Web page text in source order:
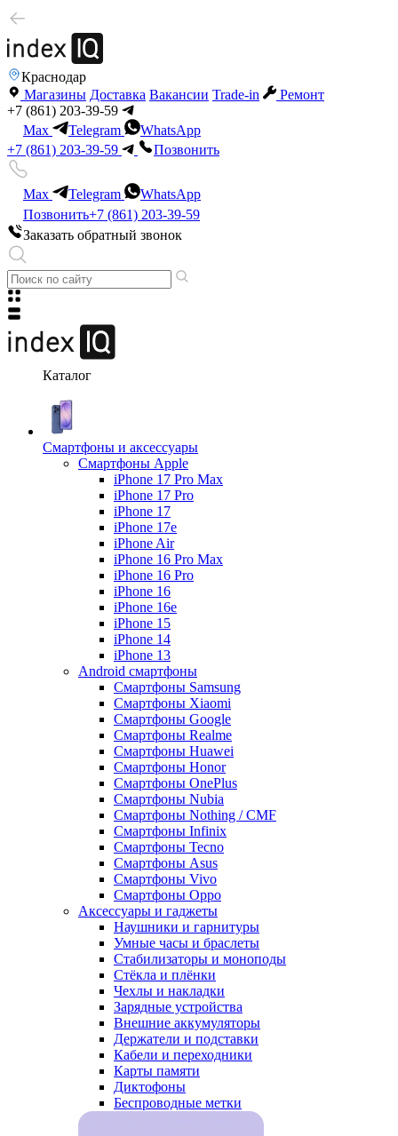
Краснодар
Магазины Доставка Вакансии Trade-in
Ремонт
+7 (861) 203-39-59
Max
Telegram
WhatsApp
+7 (861) 203-39-59
Позвонить
Max Telegram
WhatsApp
Позвонить+7 (861) 203-39-59
Заказать обратный звонок
Каталог
Смартфоны и аксессуары
Смартфоны Apple
iPhone 17 Pro Max
iPhone 17 Pro
iPhone 17
iPhone 17e
iPhone Air
iPhone 16 Pro Max
iPhone 16 Pro
iPhone 16
iPhone 16e
iPhone 15
iPhone 14
iPhone 13
Android cмартфоны
Смартфоны Samsung
Смартфоны Xiaomi
Смартфоны Google
Смартфоны Realme
Смартфоны Huawei
Смартфоны Honor
Смартфоны OnePlus
Смартфоны Nubia
Смартфоны Nothing / CMF
Смартфоны Infinix
Смартфоны Tecno
Смартфоны Asus
Смартфоны Vivo
Смартфоны Oppo
Аксессуары и гаджеты
Наушники и гарнитуры
Умные часы и браслеты
Стабилизаторы и моноподы
Стёкла и плёнки
Чехлы и накладки
Зарядные устройства
Внешние аккумуляторы
Держатели и подставки
Кабели и переходники
Карты памяти
Диктофоны
Беспроводные метки